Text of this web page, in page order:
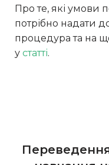
Про те, які умови
потрібно надати
процедура та на
у статті.